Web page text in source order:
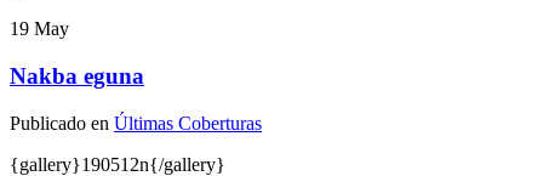
19 May
Nakba eguna
Publicado en Últimas Coberturas
{gallery}190512n{/gallery}